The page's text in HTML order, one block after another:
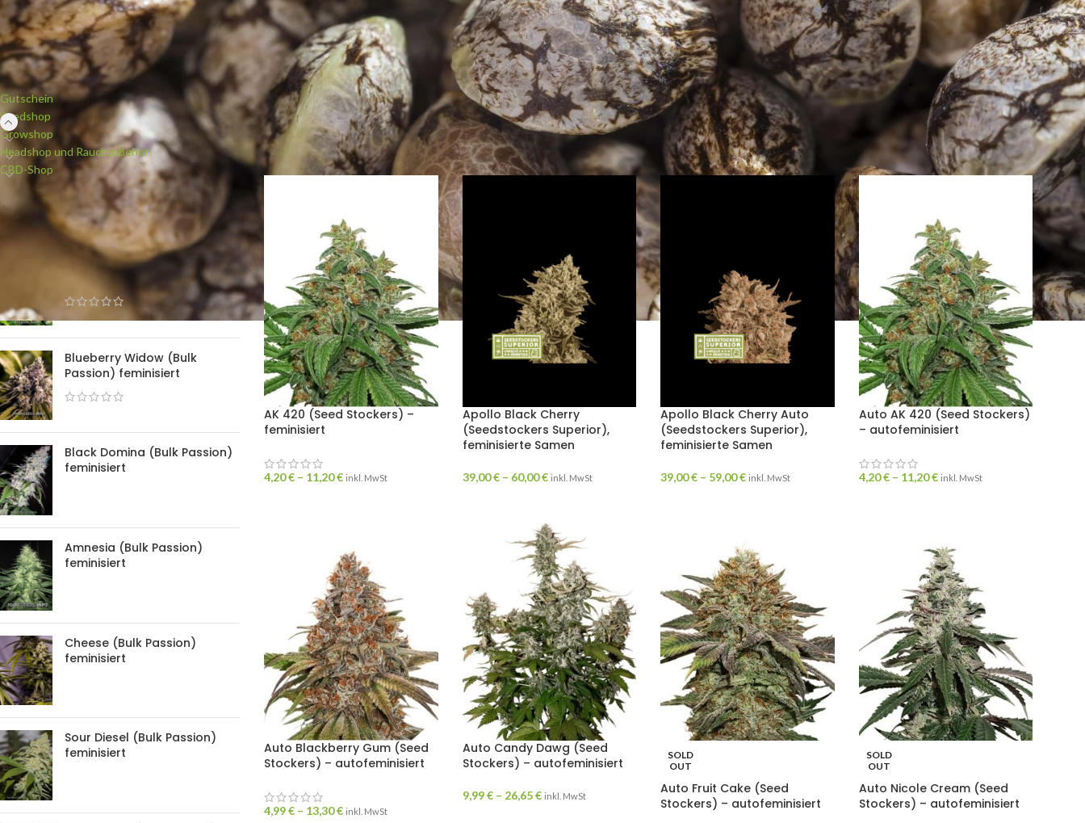
PRODUKTKATEGORIEN
Gutschein
Seedshop
Growshop
Headshop und Rauchzubehör
CBD-Shop
NEUE PRODUKTE
White Widow (Bulk Passion)
feminisiert
Blueberry Widow (Bulk
Passion) feminisiert
Black Domina (Bulk Passion)
feminisiert
Amnesia (Bulk Passion)
feminisiert
Cheese (Bulk Passion)
feminisiert
Sour Diesel (Bulk Passion)
feminisiert
Start Seedshop/Seedbanken Seed Stockers Show 9 24
AK 420 (Seed Stockers) –
feminisiert
4,20€ – 11,20€ inkl. MwSt
Apollo Black Cherry
(Seedstockers Superior),
feminisierte Samen
39,00€ – 60,00€ inkl. MwSt
Apollo Black Cherry Auto
(Seedstockers Superior),
feminisierte Samen
39,00€ – 59,00€ inkl. MwSt
Auto AK 420 (Seed Stockers)
– autofeminisiert
4,20€ – 11,20€ inkl. MwSt
Auto Blackberry Gum (Seed
Stockers) – autofeminisiert
4,99€ – 13,30€ inkl. MwSt
Auto Candy Dawg (Seed
Stockers) – autofeminisiert
9,99€ – 26,65€ inkl. MwSt
SOLD
OUT
Auto Fruit Cake (Seed
Stockers) – autofeminisiert
SOLD
OUT
Auto Nicole Cream (Seed
Stockers) – autofeminisiert